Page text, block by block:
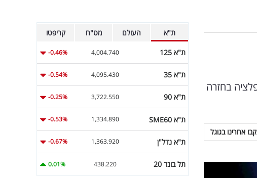
בחזרה
אחרינו בגוגל
ת"א העולם מט"ח קריפטו
ת"א 125 4,004.740
-0.46%
ת"א 35 4,095.430
-0.54%
ת"א 90 3,722.550
-0.25%
ת"א SME60 1,334.890
-0.53%
ת"א נדל"ן 1,363.920
-0.67%
תל בונד 20 438.220
0.01%